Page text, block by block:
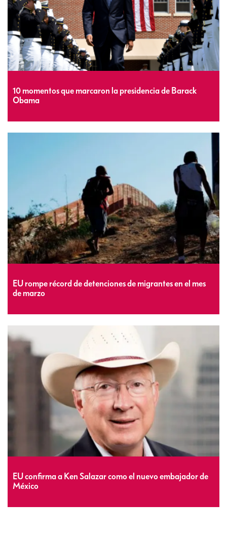
10 momentos que marcaron la presidencia de Barack
Obama
EU rompe récord de detenciones de migrantes en el mes
de marzo
EU confirma a Ken Salazar como el nuevo embajador de
México